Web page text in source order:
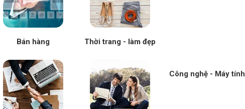
Bán hàng Thời trang - làm đẹp
Công nghệ - Máy tính